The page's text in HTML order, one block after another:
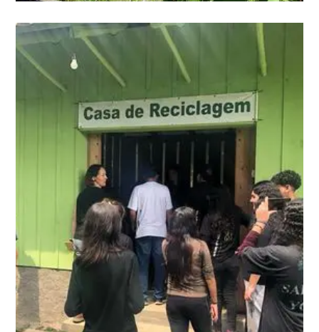
Mundo Novo Rural
Saiba Mais